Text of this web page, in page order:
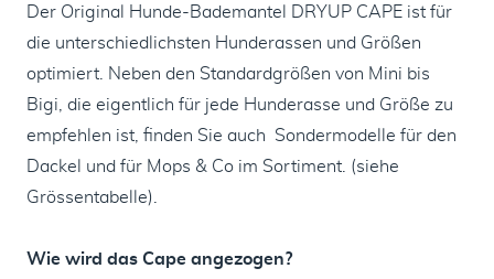
Der Original Hunde-Bademantel DRYUP CAPE ist für
die unterschiedlichsten Hunderassen und Größen
optimiert. Neben den Standardgrößen von Mini bis
Bigi, die eigentlich für jede Hunderasse und Größe zu
empfehlen ist, finden Sie auch Sondermodelle für den
Dackel und für Mops & Co im Sortiment. (siehe
Grössentabelle).
Wie wird das Cape angezogen?